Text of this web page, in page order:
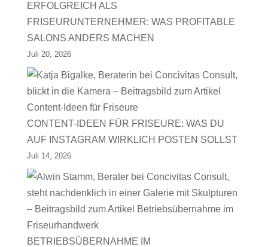
ERFOLGREICH ALS
FRISEURUNTERNEHMER: WAS PROFITABLE
SALONS ANDERS MACHEN
Juli 20, 2026
CONTENT-IDEEN FÜR FRISEURE: WAS DU
AUF INSTAGRAM WIRKLICH POSTEN SOLLST
Juli 14, 2026
BETRIEBSÜBERNAHME IM